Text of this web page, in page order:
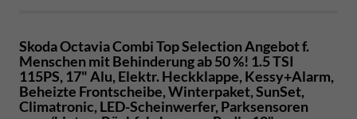
Skoda Octavia CombiTop Selection Angebot f.
Menschen mit Behinderung ab 50 %! 1.5 TSI
115PS, 17" Alu, Elektr. Heckklappe, Kessy+Alarm,
Beheizte Frontscheibe, Winterpaket, SunSet,
Climatronic, LED-Scheinwerfer, Parksensoren